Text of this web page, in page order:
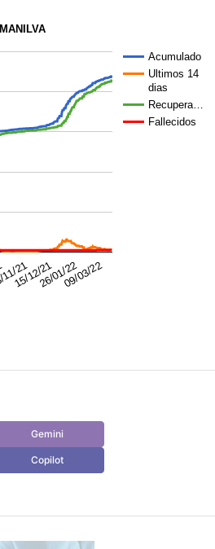
Acumulado
Ultimos 14
dias
Recupera…
Fallecidos
21
15/12/2126/01/2209/03/22
Gemini
Copilot